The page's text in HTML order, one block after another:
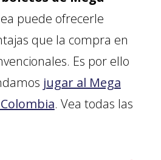
puede ofrecerle
que la compra en
Es por ello
jugar al Mega
. Vea todas las